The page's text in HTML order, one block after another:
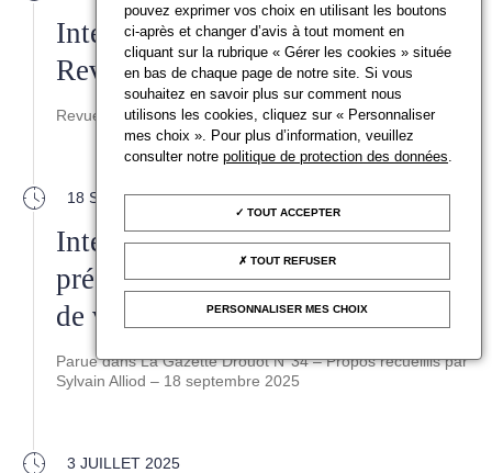
Interview d'Édouard de Lamaze -
Revue du SYMEV N°21
Revue du SYMEV N°21 - Automne 2025
18 SEPTEMBRE 2025
Interview d’Édouard de Lamaze,
président du Conseil des maisons
de vente
Parue dans La Gazette Drouot N°34 – Propos recueillis par
Sylvain Alliod – 18 septembre 2025
3 JUILLET 2025
pouvez exprimer vos choix en utilisant les boutons
ci-après et changer d’avis à tout moment en
cliquant sur la rubrique « Gérer les cookies » située
en bas de chaque page de notre site. Si vous
souhaitez en savoir plus sur comment nous
utilisons les cookies, cliquez sur « Personnaliser
mes choix ». Pour plus d’information, veuillez
consulter notrepolitique de protection des données
TOUT ACCEPTER
TOUT REFUSER
PERSONNALISER MES CHOIX